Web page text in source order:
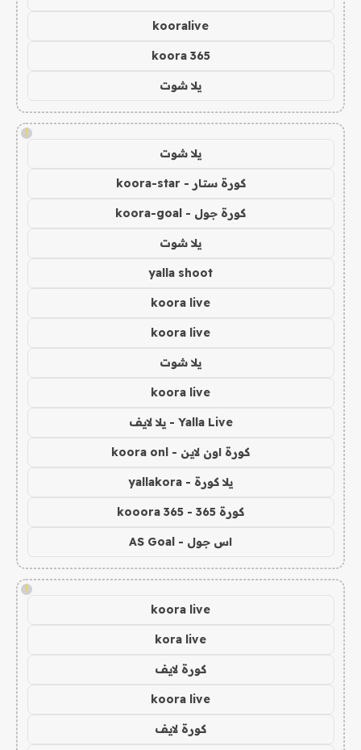
kooralive
koora 365
يلا شوت
!
يلا شوت
كورة ستار - koora-star
كورة جول - koora-goal
يلا شوت
yalla shoot
koora live
koora live
يلا شوت
koora live
Yalla Live - يلا لايف
كورة اون لاين - koora onl
يلا كورة - yallakora
كورة 365 - kooora 365
اس جول - AS Goal
!
koora live
kora live
كورة لايف
koora live
كورة لايف